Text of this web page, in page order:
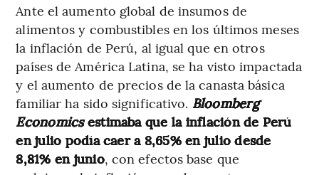
Ante el aumento global de insumos de
alimentos y combustibles en los últimos meses
la inflación de Perú, al igual que en otros
países de América Latina, se ha visto impactada
y el aumento de precios de la canasta básica
familiar ha sido significativo. Bloomberg
Economicsestimaba que la inflación de Perú
en julio podía caer a 8,65% en julio desde
8,81% en junio, con efectos base que